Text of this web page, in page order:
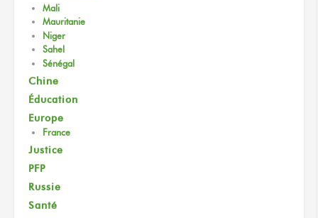
Mali
Mauritanie
Niger
Sahel
Sénégal
Chine
Éducation
Europe
France
Justice
PFP
Russie
Santé